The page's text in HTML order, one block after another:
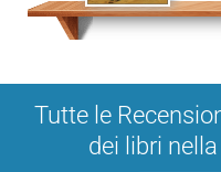
Tutte le
dei libri